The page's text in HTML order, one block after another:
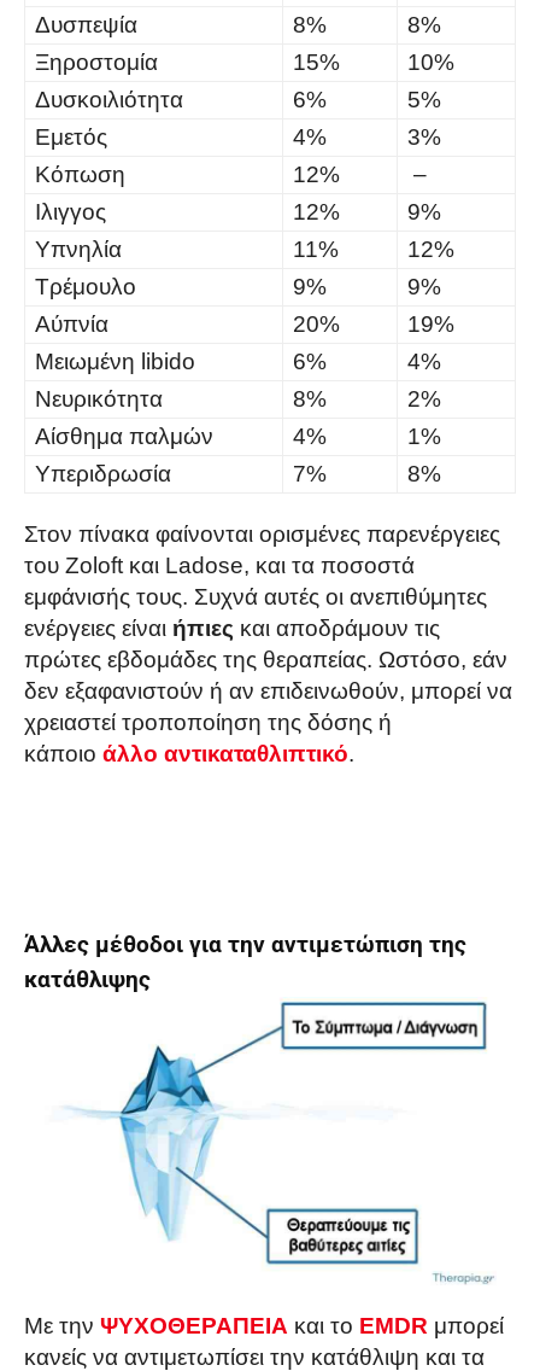
Δυσπεψία
8%
8%
Ξηροστομία
15%
10%
Δυσκοιλιότητα
6%
5%
Εμετός
4%
3%
Κόπωση
12%
–
Ιλιγγος
12%
9%
Υπνηλία
11%
12%
Τρέμουλο
9%
9%
Αύπνία
20%
19%
Μειωμένη libido
6%
4%
Νευρικότητα
8%
2%
Αίσθημα παλμών
4%
1%
Υπεριδρωσία
7% 8%
Στον πίνακα φαίνονται ορισμένες παρενέργειες
του Zoloft και Ladose, και τα ποσοστά
εμφάνισής τους. Συχνά αυτές οι ανεπιθύμητες
ενέργειες είναι ήπιες και αποδράμουν τις
πρώτες εβδομάδες της θεραπείας. Ωστόσο, εάν
δεν εξαφανιστούν ή αν επιδεινωθούν, μπορεί να
χρειαστεί τροποποίηση της δόσης ή
κάποιο άλλο αντικαταθλιπτικό.
Άλλες μέθοδοι για την αντιμετώπιση της
κατάθλιψης
Με την ΨΥΧΟΘΕΡΑΠΕΙΑ και το EMDR μπορεί
κανείς να αντιμετωπίσει την κατάθλιψη και τα